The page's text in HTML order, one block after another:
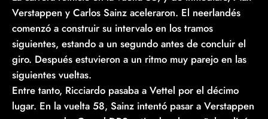
Verstappen y Carlos Sainz aceleraron. El neerlandés
comenzó a construir su intervalo en los tramos
siguientes, estando a un segundo antes de concluir el
giro. Después estuvieron a un ritmo muy parejo en las
siguientes vueltas.
Entre tanto, Ricciardo pasaba a Vettel por el décimo
lugar. En la vuelta 58, Sainz intentó pasar a Verstappen